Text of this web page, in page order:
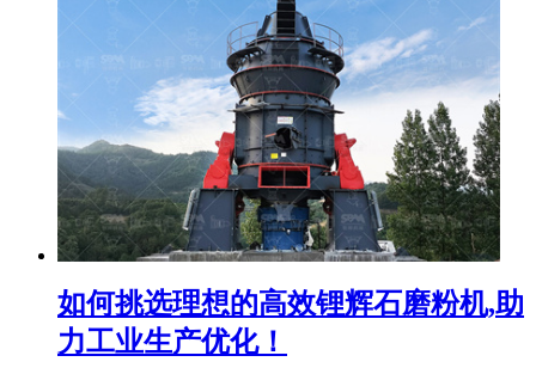
如何挑选理想的高效锂辉石磨粉机,助
力工业生产优化！